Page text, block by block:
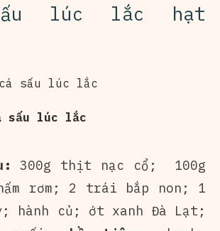
lúc lắc hạt
sấu lúc lắc
300g thịt nạc cổ; 100g
rơm; 2 trái bắp non; 1
hành củ; ớt xanh Đà Lạt;